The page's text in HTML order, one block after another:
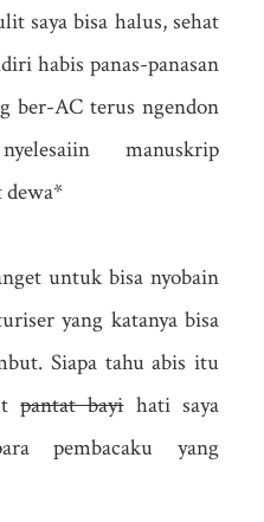
saya bisa halus, sehat
habis panas-panasan
ber-AC terus ngendon
manuskrip
untuk bisa nyobain
yang katanya bisa
Siapa tahu abis itu
pantat bayihati saya
pembacaku yang